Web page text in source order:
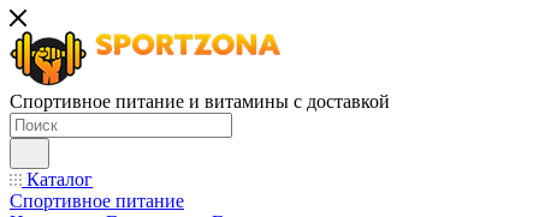
Спортивное питание и витамины с доставкой
Каталог
Спортивное питание